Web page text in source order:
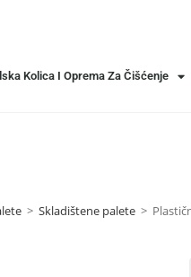
Kolica I Oprema Za Čišćenje
> Skladištene palete >